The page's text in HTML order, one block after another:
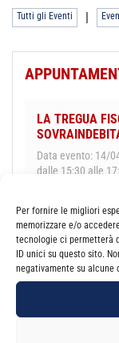
Per fornire le migliori
memorizzare e/o
tecnologie ci permetterà
ID unici su questo sito.
negativamente su
Tutti gli Eventi |
LA TREGUA
Data evento: 14/
dalle 15:30 alle
Per maggiori